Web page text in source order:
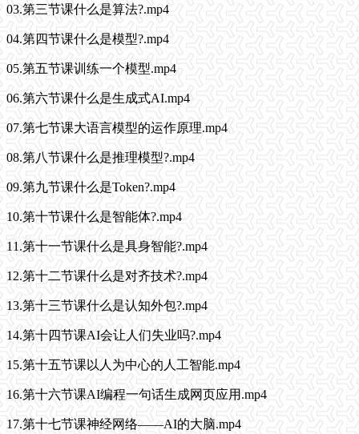
03.第三节课什么是算法?.mp4
04.第四节课什么是模型?.mp4
05.第五节课训练一个模型.mp4
06.第六节课什么是生成式AI.mp4
07.第七节课大语言模型的运作原理.mp4
08.第八节课什么是推理模型?.mp4
09.第九节课什么是Token?.mp4
10.第十节课什么是智能体?.mp4
11.第十一节课什么是具身智能?.mp4
12.第十二节课什么是对齐技术?.mp4
13.第十三节课什么是认知外包?.mp4
14.第十四节课AI会让人们失业吗?.mp4
15.第十五节课以人为中心的人工智能.mp4
16.第十六节课AI编程一句话生成网页应用.mp4
17.第十七节课神经网络——AI的大脑.mp4